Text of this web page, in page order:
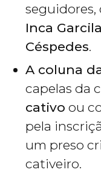
seguidores,
Inca
Céspedes.
A coluna
capelas da
cativo ou
pela
um preso
cativeiro.